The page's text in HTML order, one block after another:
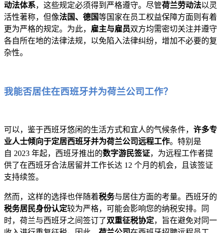
动法体系，这些规定必须得到严格遵守。尽管荷兰劳动法以灵
活性著称，但像法国、德国等国家在员工权益保障方面则有着
更为严格的规定。为此， 雇主与雇员双方均需密切关注并遵守
各自所在地的法律法规，以免陷入法律纠纷，增加不必要的复
杂性。
我能否居住在西班牙并为荷兰公司工作？
可以，鉴于西班牙悠闲的生活方式和宜人的气候条件， 许多专
业人士倾向于定居西班牙并为荷兰公司远程工作。特别是
自 2023 年起，西班牙推出的数字游民签证，为远程工作者提
供了在西班牙合法居留并工作长达 12 个月的机会，且该签证
支持续签。
然而，这样的选择也伴随着税务与居住方面的考量。西班牙的
税务居民身份认定较为严格，可能会影响您的纳税安排。同
时，荷兰与西班牙之间签订了 双重征税协定，旨在避免对同一